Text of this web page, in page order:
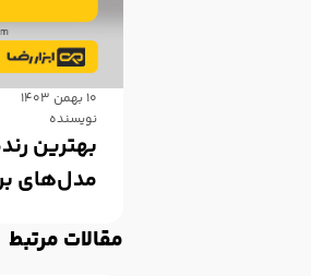
۱۰ بهمن ۱۴۰۳
نویسنده
بهترین
مدل‌های
مقالات مرتبط